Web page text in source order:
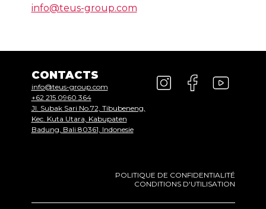
info@teus-group.com
CONTACTS
info@teus-group.com
+62 215 0960 364
Jl. Subak Sari No.72, Tibubeneng,
Kec. Kuta Utara, Kabupaten
Badung, Bali 80361, Indonesie
POLITIQUE DE CONFIDENTIALITÉ
CONDITIONS D'UTILISATION